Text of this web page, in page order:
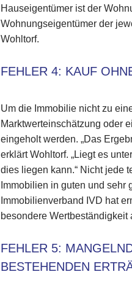
Hauseigentümer ist der
Wohnungseigentümer der
Wohltorf.
FEHLER 4: KAUF
Um die Immobilie nicht zu
Marktwerteinschätzung oder
eingeholt werden. „Das
erklärt Wohltorf. „Liegt es
dies liegen kann.“ Nicht jede
Immobilien in guten und sehr
Immobilienverband IVD hat
besondere Wertbeständigkeit
FEHLER 5:
BESTEHENDEN